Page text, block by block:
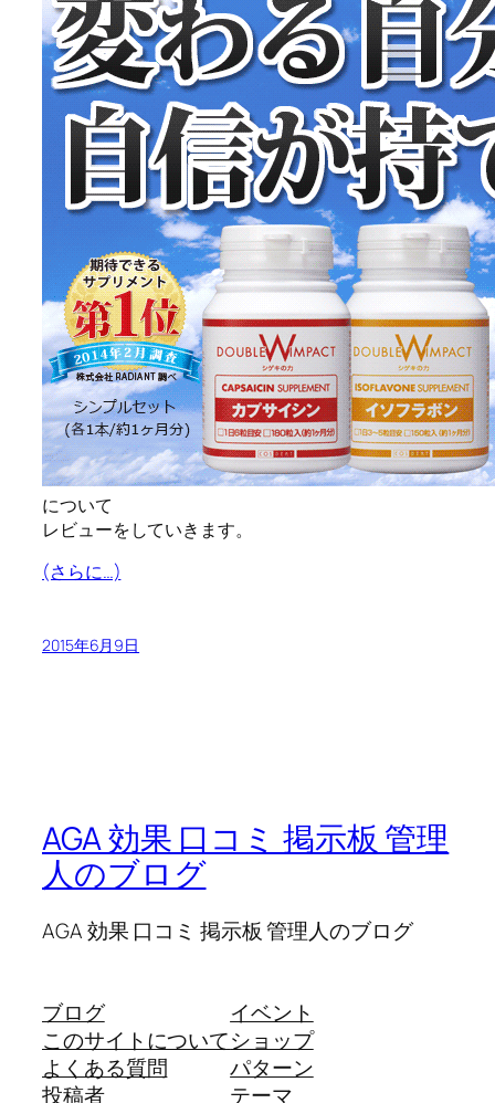
について
レビューをしていきます。
(さらに…)
2015年6月9日
AGA 効果 口コミ 掲示板 管理
人のブログ
AGA 効果 口コミ 掲示板 管理人のブログ
ブログ
このサイトについて
よくある質問
投稿者
イベント
ショップ
パターン
テーマ